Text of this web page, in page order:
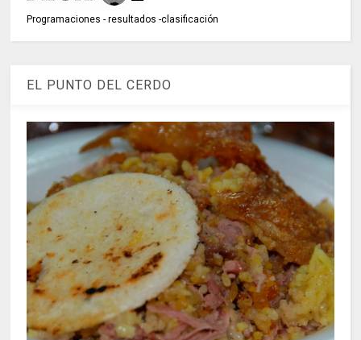
Programaciones - resultados -clasificación
EL PUNTO DEL CERDO